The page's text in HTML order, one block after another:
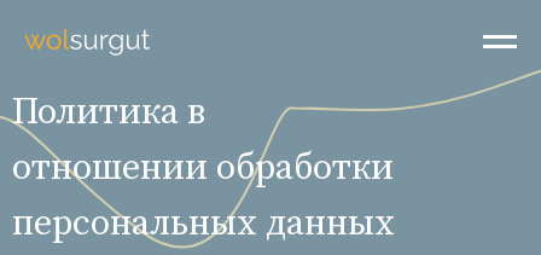
Политика в
отношении обработки
персональных данных